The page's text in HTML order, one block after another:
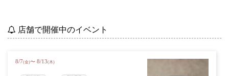
店舗で開催中のイベント
8/7(金)〜 8/13(木)